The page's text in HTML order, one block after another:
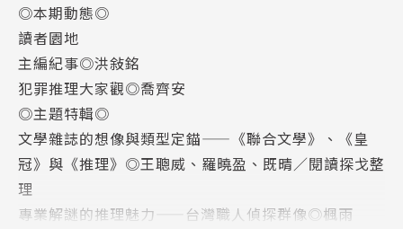
圖像元素不求完整，而在碎片之間編織出情感與符號的
敘事網絡，體現出其作品獨特的隱喻性與自我探索性。
◎本期動態◎
主編紀事 ◎洪敍銘
《推理》雜誌復刊第九期，以「執」為題，象徵從形而
上主題轉向更具實務性的探討。主編指出，「執」不僅
對應職人角色，更關注各行各業中「執」的處境與意
義。七篇創作分別描寫七種職業，呈現多元視角與常民
◎本期動態◎
讀者園地
主編紀事◎洪敍銘
犯罪推理大家觀◎喬齊安
◎主題特輯◎
文學雜誌的想像與類型定錨——《聯合文學》、《皇
冠》與《推理》◎王聰威、羅曉盈、既晴／閱讀探戈整
理
專業解謎的推理魅力——台灣職人偵探群像◎楓雨